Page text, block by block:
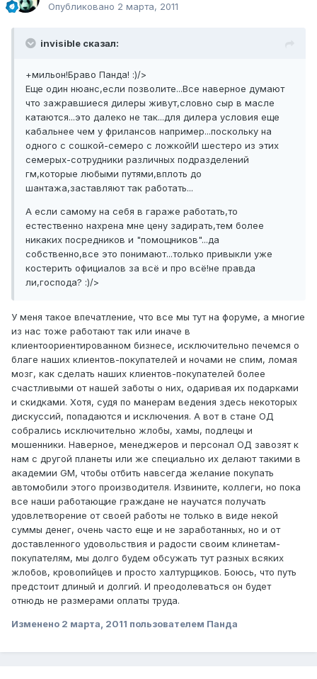
Опубликовано 2 марта, 2011
invisible сказал:
+мильон!Браво Панда! :)/>
Еще один нюанс,если позволите...Все наверное думают
что зажравшиеся дилеры живут,словно сыр в масле
катаются...это далеко не так...для дилера условия еще
кабальнее чем у фрилансов например...поскольку на
одного с сошкой-семеро с ложкой!И шестеро из этих
семерых-сотрудники различных подразделений
гм,которые любыми путями,вплоть до
шантажа,заставляют так работать...
А если самому на себя в гараже работать,то
естественно нахрена мне цену задирать,тем более
никаких посредников и "помощников"...да
собственно,все это понимают...только привыкли уже
костерить официалов за всё и про всё!не правда
ли,господа? :)/>
У меня такое впечатление, что все мы тут на форуме, а многие
из нас тоже работают так или иначе в
клиентоориентированном бизнесе, исключительно печемся о
благе наших клиентов-покупателей и ночами не спим, ломая
мозг, как сделать наших клиентов-покупателей более
счастливыми от нашей заботы о них, одаривая их подарками
и скидками. Хотя, судя по манерам ведения здесь некоторых
дискуссий, попадаются и исключения. А вот в стане ОД
собрались исключительно жлобы, хамы, подлецы и
мошенники. Наверное, менеджеров и персонал ОД завозят к
нам с другой планеты или же специально их делают такими в
академии GM, чтобы отбить навсегда желание покупать
автомобили этого производителя. Извините, коллеги, но пока
все наши работающие граждане не научатся получать
удовлетворение от своей работы не только в виде некой
суммы денег, очень часто еще и не заработанных, но и от
доставленного удовольствия и радости своим клинетам-
покупателям, мы долго будем обсужать тут разных всяких
жлобов, кровопийцев и просто халтурщиков. Боюсь, что путь
предстоит длиный и долгий. И преодолеваться он будет
отнюдь не размерами оплаты труда.
Изменено 2 марта, 2011 пользователем Панда